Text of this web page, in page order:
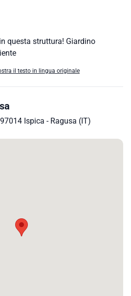
questa struttura! Giardino
il testo in lingua originale
Ispica - Ragusa (IT)